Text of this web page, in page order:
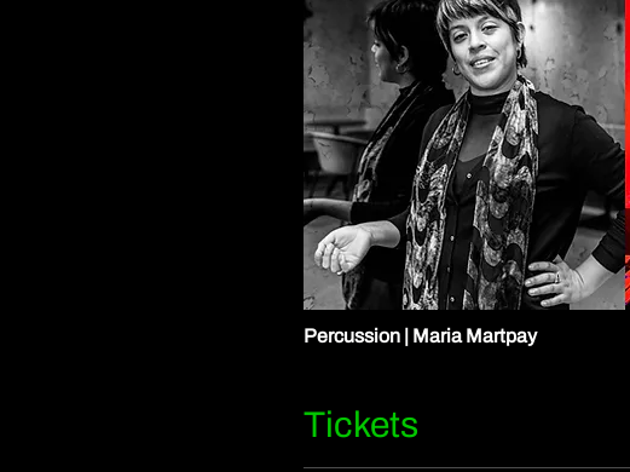
Percussion | Maria Martpay
Tickets